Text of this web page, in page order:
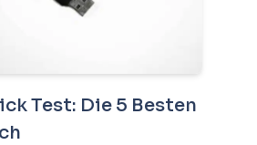
Test: Die 5 Besten